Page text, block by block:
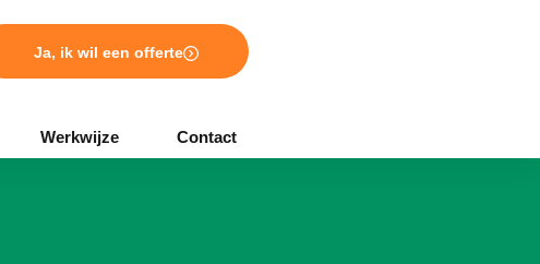
Ja, ik wil een offerte
Werkwijze Contact